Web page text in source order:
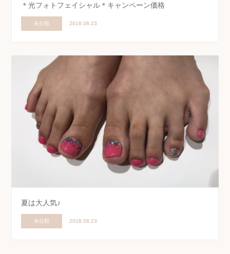
＊光フォトフェイシャル＊キャンペーン価格
未分類 2018.08.23
夏は大人気♪
未分類 2018.08.23